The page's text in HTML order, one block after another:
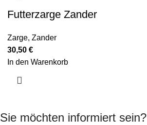
Futterzarge Zander
Zarge, Zander
30,50 €
In den Warenkorb
Sie möchten informiert sein?